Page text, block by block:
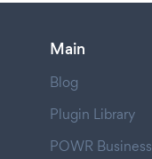
Main
Blog
Plugin Library
POWR Business